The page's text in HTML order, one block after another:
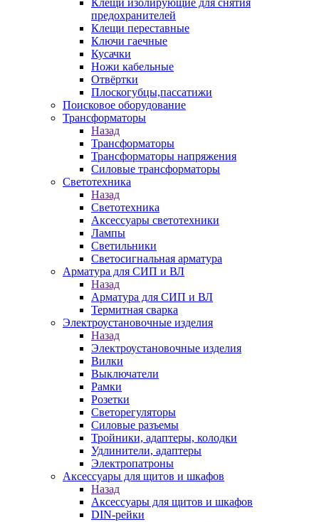
Клещи изолирующие для снятия
предохранителей
Клещи переставные
Ключи гаечные
Кусачки
Ножи кабельные
Отвёртки
Плоскогубцы,пассатижи
Поисковое оборудование
Трансформаторы
Назад
Трансформаторы
Трансформаторы напряжения
Силовые трансформаторы
Светотехника
Назад
Светотехника
Аксессуары светотехники
Лампы
Светильники
Светосигнальная арматура
Арматура для СИП и ВЛ
Назад
Арматура для СИП и ВЛ
Термитная сварка
Электроустановочные изделия
Назад
Электроустановочные изделия
Вилки
Выключатели
Рамки
Розетки
Светорегуляторы
Силовые разъемы
Тройники, адаптеры, колодки
Удлинители, адаптеры
Электропатроны
Аксессуары для щитов и шкафов
Назад
Аксессуары для щитов и шкафов
DIN-рейки